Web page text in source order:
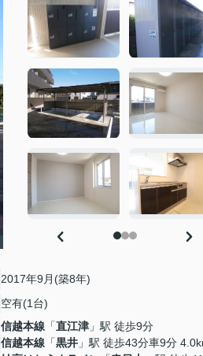
2017年9月(築8年)
空有(1台)
信越本線 「直江津 」駅 徒歩9分
信越本線 「黒井 」駅 徒歩43分車9分